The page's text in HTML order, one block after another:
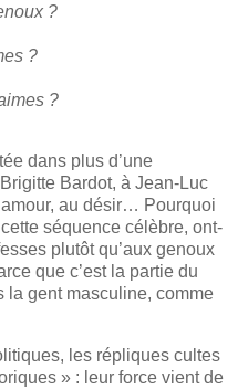
?
?
?
dans plus d’une
Bardot, à Jean-Luc
au désir… Pourquoi
séquence célèbre, ont-
plutôt qu’aux genoux
que c’est la partie du
la gent masculine, comme
les répliques cultes
» : leur force vient de